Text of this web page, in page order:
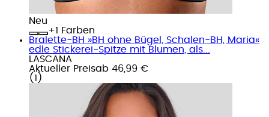
Neu
+
Farben
Bralette-BH »BH ohne Bügel, Schalen-BH, Maria«
edle Stickerei-Spitze mit Blumen, als...
LASCANA
Aktueller Preisab 46,99 €
( 1 )